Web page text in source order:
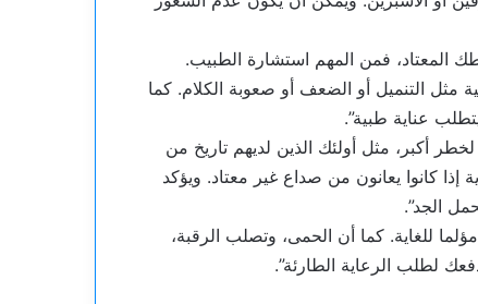
المعتاد، فمن المهم استشارة الطبيب.
التنميل أو الضعف أو صعوبة الكلام. كما
عناية طبية”.
أكبر، مثل أولئك الذين لديهم تاريخ من
كانوا يعانون من صداع غير معتاد. ويؤكد
الجد”.
للغاية. كما أن الحمى، وتصلب الرقبة،
لطلب الرعاية الطارئة”.